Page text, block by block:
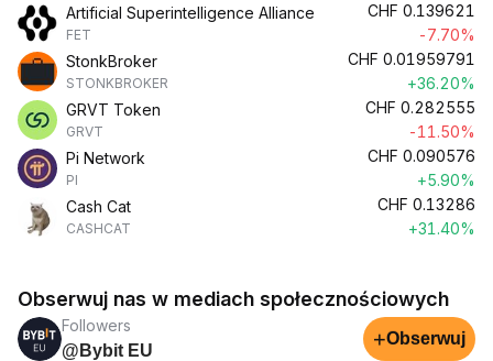
Artificial Superintelligence Alliance
FET
CHF 0.139621
-7.70%
StonkBroker
STONKBROKER
CHF 0.01959791
+36.20%
GRVT Token
GRVT
CHF 0.282555
-11.50%
Pi Network
PI
CHF 0.090576
+5.90%
Cash Cat
CASHCAT
CHF 0.13286
+31.40%
Obserwuj nas w mediach społecznościowych
Followers
@Bybit EU
+Obserwuj